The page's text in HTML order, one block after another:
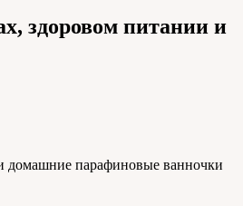
здоровом питании и
домашние парафиновые ванночки